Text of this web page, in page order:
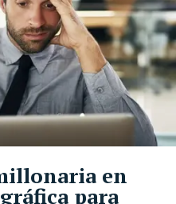
en
para